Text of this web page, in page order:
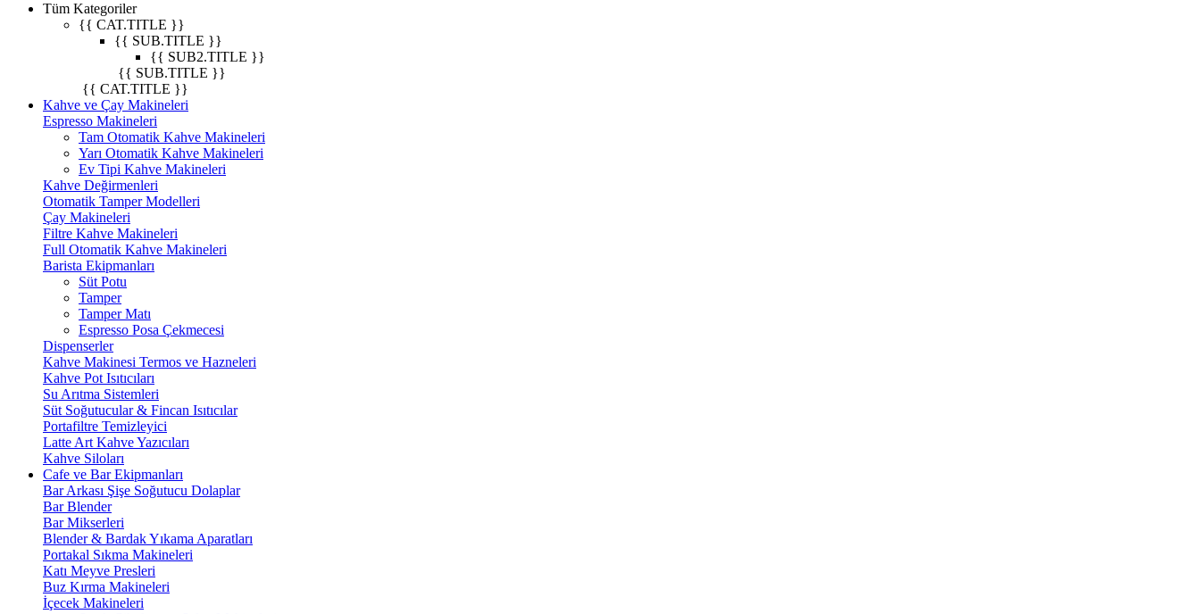
Tüm Kategoriler
{{ CAT.TITLE }}
{{ SUB.TITLE }}
{{ SUB2.TITLE }}
{{ SUB.TITLE }}
{{ CAT.TITLE }}
Kahve ve Çay Makineleri
Espresso Makineleri
Tam Otomatik Kahve Makineleri
Yarı Otomatik Kahve Makineleri
Ev Tipi Kahve Makineleri
Kahve Değirmenleri
Otomatik Tamper Modelleri
Çay Makineleri
Filtre Kahve Makineleri
Full Otomatik Kahve Makineleri
Barista Ekipmanları
Süt Potu
Tamper
Tamper Matı
Espresso Posa Çekmecesi
Dispenserler
Kahve Makinesi Termos ve Hazneleri
Kahve Pot Isıtıcıları
Su Arıtma Sistemleri
Süt Soğutucular & Fincan Isıtıcılar
Portafiltre Temizleyici
Latte Art Kahve Yazıcıları
Kahve Siloları
Cafe ve Bar Ekipmanları
Bar Arkası Şişe Soğutucu Dolaplar
Bar Blender
Bar Mikserleri
Blender & Bardak Yıkama Aparatları
Portakal Sıkma Makineleri
Katı Meyve Presleri
Buz Kırma Makineleri
İçecek Makineleri